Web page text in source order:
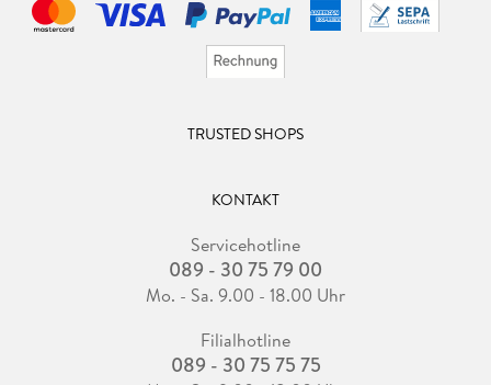
TRUSTED SHOPS
KONTAKT
Servicehotline
089 - 30 75 79 00
Mo. - Sa. 9.00 - 18.00 Uhr
Filialhotline
089 - 30 75 75 75